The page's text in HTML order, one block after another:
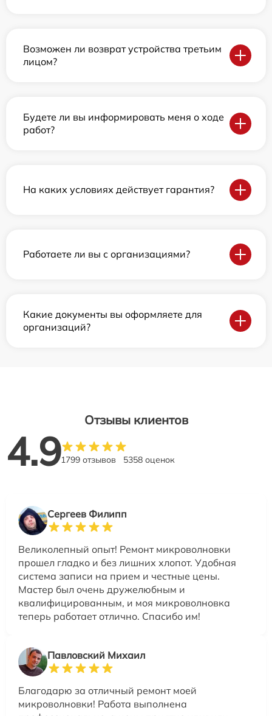
Возможен ли возврат устройства третьим
лицом?
Будете ли вы информировать меня о ходе
работ?
На каких условиях действует гарантия?
Работаете ли вы с организациями?
Какие документы вы оформляете для
организаций?
Отзывы клиентов
4.91799 отзывов 5358 оценок
Сергеев Филипп
Великолепный опыт! Ремонт микроволновки
прошел гладко и без лишних хлопот. Удобная
система записи на прием и честные цены.
Мастер был очень дружелюбным и
квалифицированным, и моя микроволновка
теперь работает отлично. Спасибо им!
Павловский Михаил
Благодарю за отличный ремонт моей
микроволновки! Работа выполнена